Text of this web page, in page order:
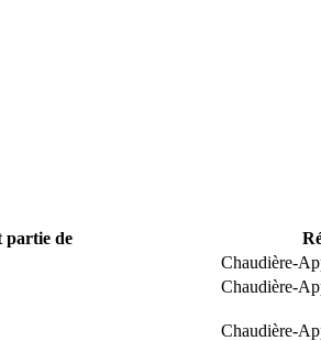
partie de
Chaudière-
Chaudière-
Chaudière-